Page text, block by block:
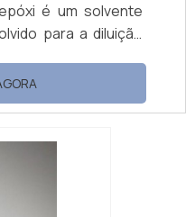
é um solvente
para a diluição
a tintas comuns,
do
uma tinta ...